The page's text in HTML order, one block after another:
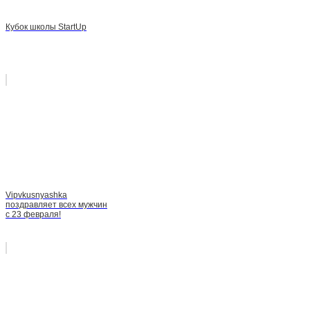
Кубок школы StartUp
Vipvkusnyashka
поздравляет всех мужчин
с 23 февраля!